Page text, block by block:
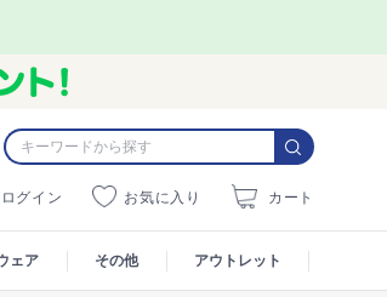
ログイン お気に入り カート
ェア その他 アウトレット